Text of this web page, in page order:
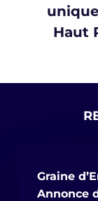
Haut
Graine
Annonce